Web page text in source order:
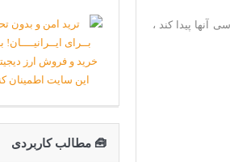
آنها پیدا كند ،
🧰 مطالب کاربردی